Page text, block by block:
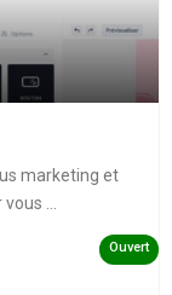
marketing et
...
Ouvert